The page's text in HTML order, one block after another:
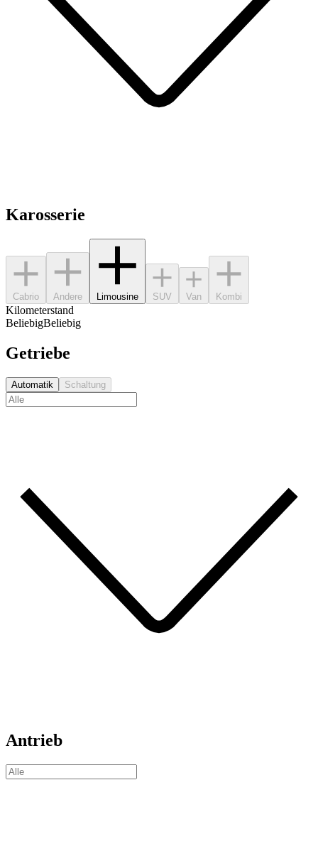
Karosserie
Cabrio Andere Limousine SUV Van Kombi
Kilometerstand
BeliebigBeliebig
Getriebe
Automatik Schaltung
Antrieb